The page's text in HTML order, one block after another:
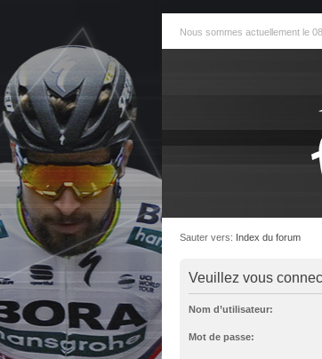
Nous sommes actuellement le
Sauter vers: Index du forum
Veuillez vous
Nom d’utilisateur:
Mot de passe: